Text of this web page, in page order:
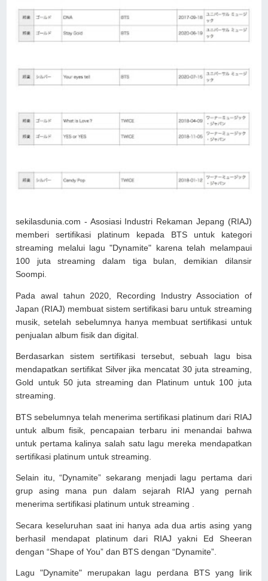
sekilasdunia.com - Asosiasi Industri Rekaman Jepang (RIAJ)
memberi sertifikasi platinum kepada BTS untuk kategori
streaming melalui lagu "Dynamite" karena telah melampaui
100 juta streaming dalam tiga bulan, demikian dilansir
Soompi.
Pada awal tahun 2020, Recording Industry Association of
Japan (RIAJ) membuat sistem sertifikasi baru untuk streaming
musik, setelah sebelumnya hanya membuat sertifikasi untuk
penjualan album fisik dan digital.
Berdasarkan sistem sertifikasi tersebut, sebuah lagu bisa
mendapatkan sertifikat Silver jika mencatat 30 juta streaming,
Gold untuk 50 juta streaming dan Platinum untuk 100 juta
streaming.
BTS sebelumnya telah menerima sertifikasi platinum dari RIAJ
untuk album fisik, pencapaian terbaru ini menandai bahwa
untuk pertama kalinya salah satu lagu mereka mendapatkan
sertifikasi platinum untuk streaming.
Selain itu, “Dynamite” sekarang menjadi lagu pertama dari
grup asing mana pun dalam sejarah RIAJ yang pernah
menerima sertifikasi platinum untuk streaming .
Secara keseluruhan saat ini hanya ada dua artis asing yang
berhasil mendapat platinum dari RIAJ yakni Ed Sheeran
dengan “Shape of You” dan BTS dengan “Dynamite”.
Lagu "Dynamite" merupakan lagu perdana BTS yang lirik